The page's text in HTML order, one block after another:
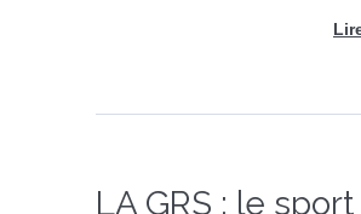
LA GRS : le